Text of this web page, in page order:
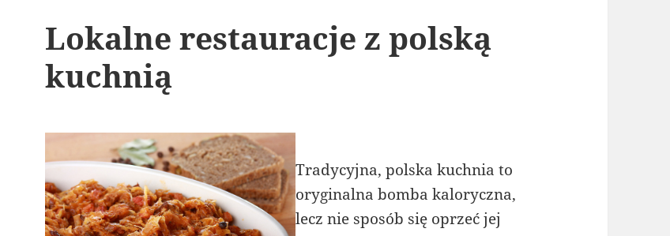
Lokalne restauracje z polską
kuchnią
Tradycyjna, polska kuchnia to
oryginalna bomba kaloryczna,
lecz nie sposób się oprzeć jej